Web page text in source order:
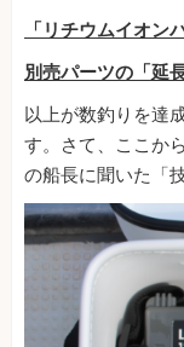
「リチウムイオン
別売パーツの「延
以上が数釣りを達
す。さて、ここか
の船長に聞いた「